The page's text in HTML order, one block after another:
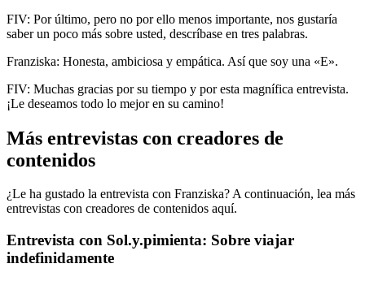
FIV: Por último, pero no por ello menos importante, nos gustaría
saber un poco más sobre usted, descríbase en tres palabras.
Franziska: Honesta, ambiciosa y empática. Así que soy una «E».
FIV: Muchas gracias por su tiempo y por esta magnífica entrevista.
¡Le deseamos todo lo mejor en su camino!
Más entrevistas con creadores de
contenidos
¿Le ha gustado la entrevista con Franziska? A continuación, lea más
entrevistas con creadores de contenidos aquí.
Entrevista con Sol.y.pimienta: Sobre viajar
indefinidamente